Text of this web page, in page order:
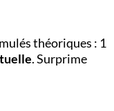
théoriques : 1
. Surprime